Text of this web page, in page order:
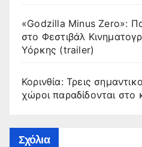
«Godzilla Minus Zero»:
στο Φεστιβάλ
Υόρκης (trailer)
Κορινθία: Τρεις
χώροι παραδίδονται στο
Σχόλια